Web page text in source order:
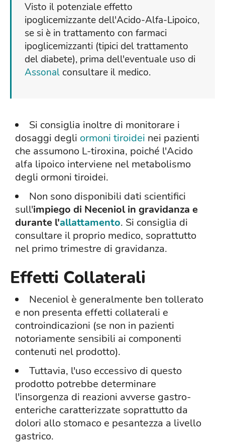
Visto il potenziale effetto
ipoglicemizzante dell'Acido-Alfa-Lipoico,
se si è in trattamento con farmaci
ipoglicemizzanti (tipici del trattamento
del diabete), prima dell'eventuale uso di
Assonal consultare il medico.
Si consiglia inoltre di monitorare i
dosaggi degli ormoni tiroidei nei pazienti
che assumono L-tiroxina, poiché l'Acido
alfa lipoico interviene nel metabolismo
degli ormoni tiroidei.
Non sono disponibili dati scientifici
sull'impiego di Neceniol in gravidanza e
durante l'allattamento. Si consiglia di
consultare il proprio medico, soprattutto
nel primo trimestre di gravidanza.
Effetti Collaterali
Neceniol è generalmente ben tollerato
e non presenta effetti collaterali e
controindicazioni (se non in pazienti
notoriamente sensibili ai componenti
contenuti nel prodotto).
Tuttavia, l'uso eccessivo di questo
prodotto potrebbe determinare
l'insorgenza di reazioni avverse gastro-
enteriche caratterizzate soprattutto da
dolori allo stomaco e pesantezza a livello
gastrico.